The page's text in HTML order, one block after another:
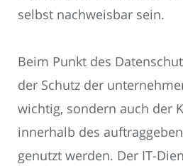
selbst nachweisbar sein.
Beim Punkt des
der Schutz der
wichtig, sondern auch der
innerhalb des
genutzt werden. Der IT-